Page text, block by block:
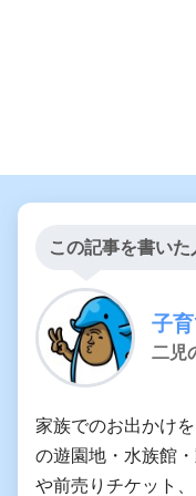
この記事を書いた
子
二児
家族でのお出かけ
の遊園地・水族館
や前売りチケット